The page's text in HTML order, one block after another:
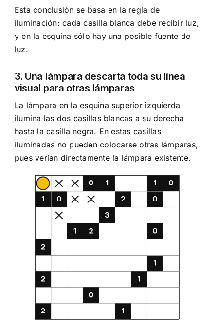
Esta conclusión se basa en la regla de
iluminación: cada casilla blanca debe recibir luz,
y en la esquina sólo hay una posible fuente de
luz.
3. Una lámpara descarta toda su línea
visual para otras lámparas
La lámpara en la esquina superior izquierda
ilumina las dos casillas blancas a su derecha
hasta la casilla negra. En estas casillas
iluminadas no pueden colocarse otras lámparas,
pues verían directamente la lámpara existente.